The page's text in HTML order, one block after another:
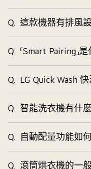
Q. 這款機器有排風
Q. 「Smart Pairing」是
Q. LG Quick Wash
Q. 智能洗衣機有什
Q. 自動配量功能如
Q. 滾筒烘衣機的一